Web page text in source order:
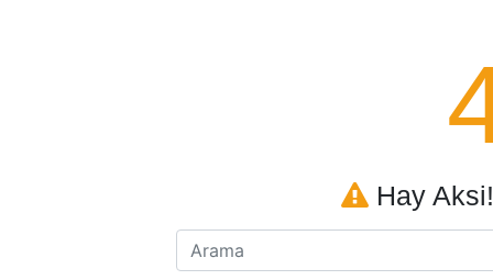
Hay